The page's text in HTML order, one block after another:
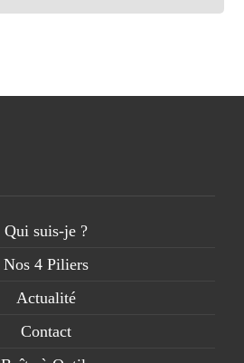
Qui suis-je ?
Nos 4 Piliers
Actualité
Contact